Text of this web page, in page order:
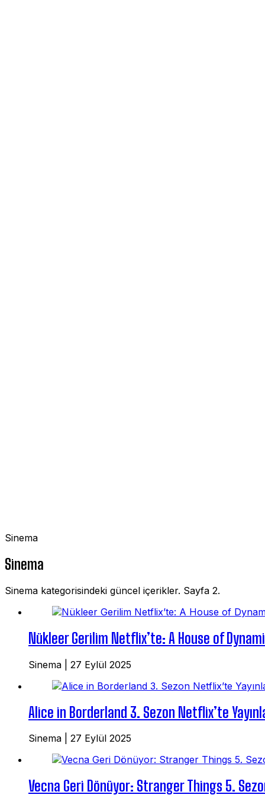
Sinema
Sinema
Sinema kategorisindeki güncel içerikler. Sayfa 2.
Nükleer Gerilim Netflix’te: A House of
Sinema 27 Eylül 2025
Alice in Borderland 3. Sezon Netflix’te
Sinema 27 Eylül 2025
Vecna Geri Dönüyor: Stranger Things 5. Sezon